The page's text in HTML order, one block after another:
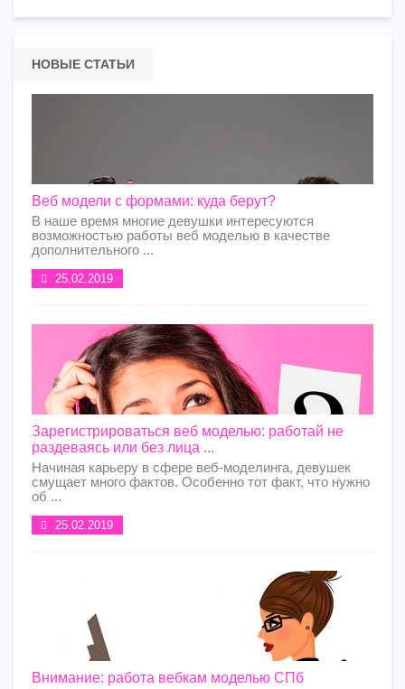
НОВЫЕ СТАТЬИ
Веб модели с формами: куда берут?
В наше время многие девушки интересуются
возможностью работы веб моделью в качестве
дополнительного ...
25.02.2019
Зарегистрироваться веб моделью: работай не
раздеваясь или без лица ...
Начиная карьеру в сфере веб-моделинга, девушек
смущает много фактов. Особенно тот факт, что нужно
об ...
25.02.2019
Внимание: работа вебкам моделью СПб